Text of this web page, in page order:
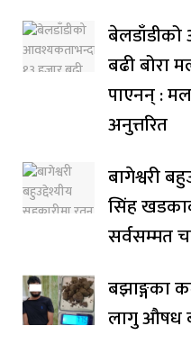
बढी बोरा
पाएनन् :
अनुत्तरित
बागेश्वरी
सिंह
सर्वसम्मत
बझाङ्गका
लागु औषध